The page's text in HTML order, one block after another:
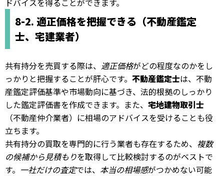
ドバイスを得ることができます。
8-2. 適正価格を把握できる（不動産鑑定
士、宅建業者）
共有持分を売買する際は、 適正価格がどの程度なのかをし
っかりと把握することが肝心です。 不動産鑑定士は、不動
産鑑定評価基準や市場動向に基づき、法的根拠のしっかり
した鑑定評価書を作成できます。また、 宅地建物取引士
（不動産仲介業者）に相場のアドバイスを受けることも役
立ちます。
共有持分の買取を専門的に行う業者も存在するため、 複数
の候補から見積もりを取得して比較検討するのがベストで
す。 一社だけの査定では、 本当の相場感がつかめない可能